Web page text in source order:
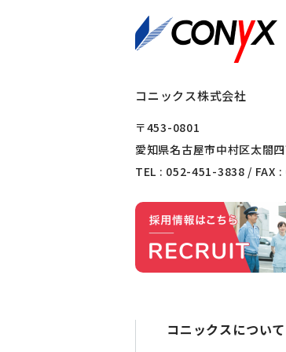
コニックス株式会社
〒453-0801
愛知県名古屋市中村区太閤
TEL : 052-451-3838 / FAX
コニックスについて